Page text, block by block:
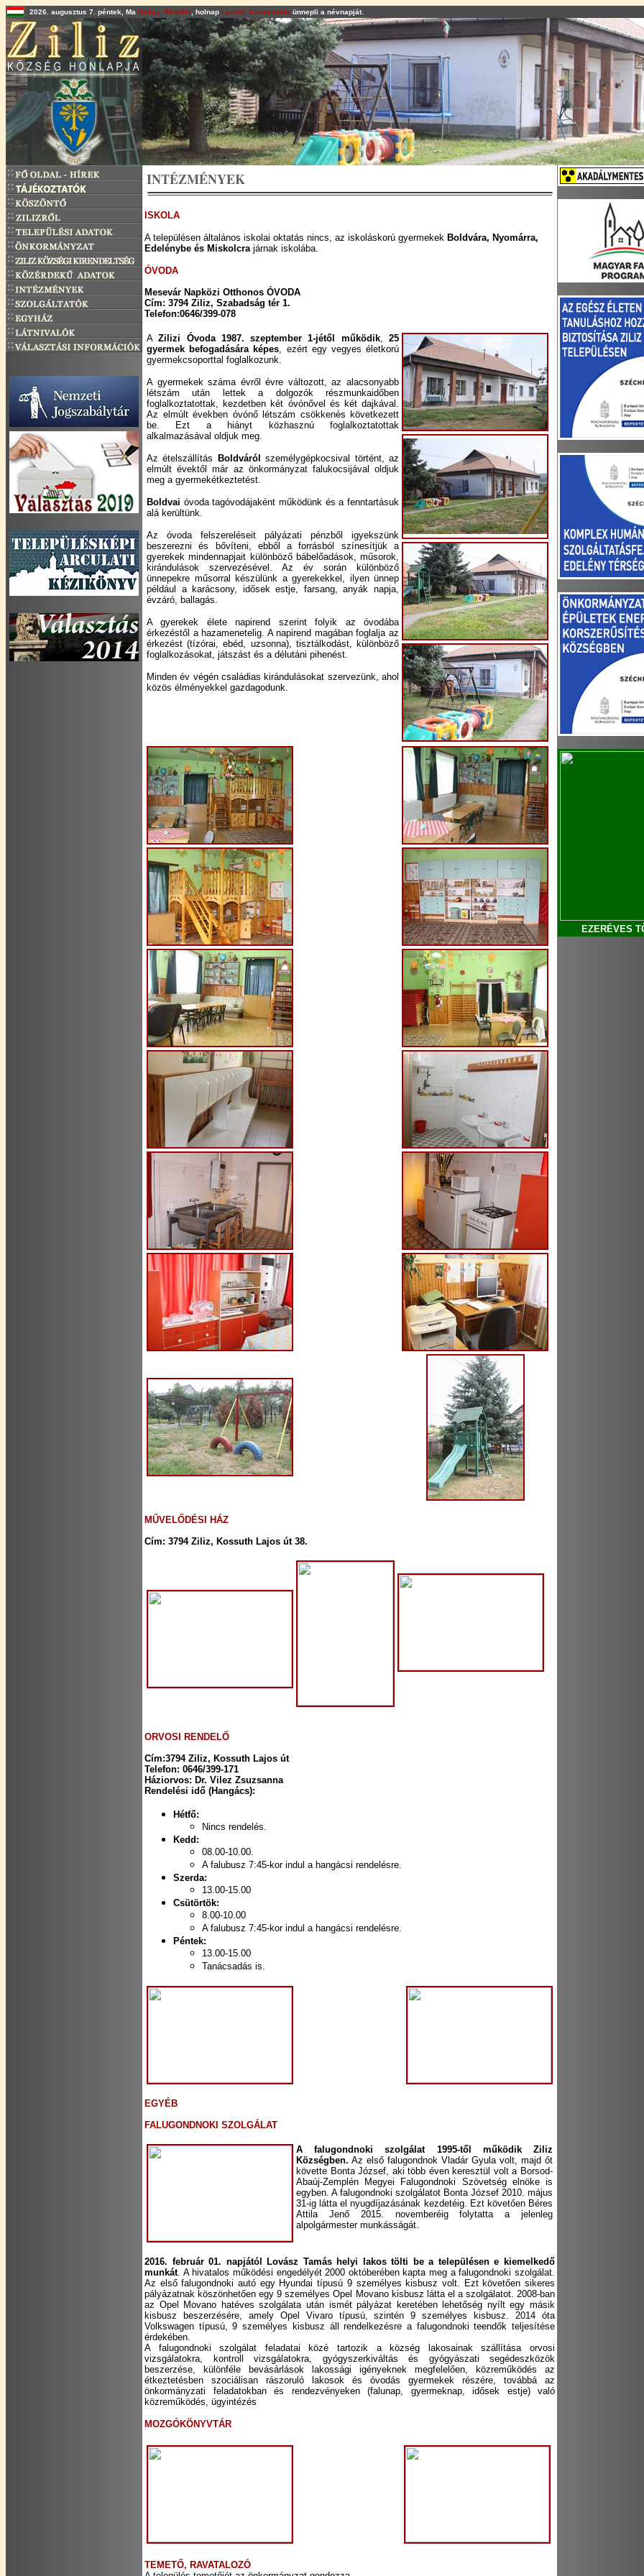
2026. augusztus 7. péntek, Ma Ibolya, Afrodité , holnap László, Eszmeralda ünnepli a névnapját.
INTÉZMÉNYEK
ISKOLA
A településen általános iskolai oktatás nincs, az iskoláskorú gyermekek Boldvára, Nyomárra,
Edelénybe és Miskolcrajárnak iskolába.
ÓVODA
Mesevár Napközi Otthonos ÓVODA
Cím: 3794 Ziliz, Szabadság tér 1.
Telefon:0646/399-078
AZilizi Óvoda 1987. szeptember 1-jétől működik,25
gyermek befogadására képes, ezért egy vegyes életkorú
gyermekcsoporttal foglalkozunk.
A gyermekek száma évről évre változott, az alacsonyabb
létszám után lettek a dolgozók részmunkaidőben
foglalkoztatottak, kezdetben két óvónővel és két dajkával.
Az elmúlt években óvónő létszám csökkenés következett
be. Ezt a hiányt közhasznú foglalkoztatottak
alkalmazásával oldjuk meg.
Az ételszállítás Boldváról
személygépkocsival történt, az
elmúlt évektől már az önkormányzat falukocsijával oldjuk
meg a gyermekétkeztetést.
Boldvai óvoda tagóvodájaként működünk és a fenntartásuk
alá kerültünk.
Az óvoda felszereléseit pályázati pénzből igyekszünk
beszerezni és bővíteni, ebből a forrásból színesítjük a
gyerekek mindennapjait különböző bábelőadások, műsorok,
kirándulások szervezésével. Az év során különböző
ünnepekre műsorral készülünk a gyerekekkel, ilyen ünnep
például a karácsony, idősek estje, farsang, anyák napja,
évzáró, ballagás.
A gyerekek élete napirend szerint folyik az óvodába
érkezéstől a hazamenetelig. A napirend magában foglalja az
érkezést (tízórai, ebéd, uzsonna), tisztálkodást, különböző
foglalkozásokat, játszást és a délutáni pihenést.
Minden év végén családias kirándulásokat szervezünk, ahol
közös élményekkel gazdagodunk.
MŰVELŐDÉSI HÁZ
Cím: 3794 Ziliz, Kossuth Lajos út 38.
ORVOSI RENDELŐ
Cím:3794 Ziliz, Kossuth Lajos út
Telefon: 0646/399-171
Háziorvos: Dr. Vilez Zsuzsanna
Rendelési idő (Hangács):
Hétfő:
Nincs rendelés.
Kedd:
08.00-10.00.
A falubusz 7:45-kor indul a hangácsi rendelésre.
Szerda:
13.00-15.00
Csütörtök:
8.00-10.00
A falubusz 7:45-kor indul a hangácsi rendelésre.
Péntek:
13.00-15.00
Tanácsadás is.
EGYÉB
FALUGONDNOKI SZOLGÁLAT
A falugondnoki szolgálat 1995-től működik Ziliz
Községben. Az első falugondnok Vladár Gyula volt, majd őt
követte Bonta József, aki több éven keresztül volt a Borsod-
Abaúj-Zemplén Megyei Falugondnoki Szövetség elnöke is
egyben. A falugondnoki szolgálatot Bonta József 2010. május
31-ig látta el nyugdíjazásának kezdetéig. Ezt követően Béres
Attila Jenő 2015. novemberéig folytatta a jelenleg
alpolgármester munkásságát.
2016. február 01. napjától Lovász Tamás helyi lakos tölti be a településen e kiemelkedő
munkát. A hivatalos működési engedélyét 2000 októberében kapta meg a falugondnoki szolgálat.
Az első falugondnoki autó egy Hyundai típusú 9 személyes kisbusz volt. Ezt követően sikeres
pályázatnak köszönhetően egy 9 személyes Opel Movano kisbusz látta el a szolgálatot. 2008-ban
az Opel Movano hatéves szolgálata után ismét pályázat keretében lehetőség nyílt egy másik
kisbusz beszerzésére, amely Opel Vivaro típusú, szintén 9 személyes kisbusz. 2014 óta
Volkswagen típusú, 9 személyes kisbusz áll rendelkezésre a falugondnoki teendők teljesítése
érdekében.
A falugondnoki szolgálat feladatai közé tartozik a község lakosainak szállítása orvosi
vizsgálatokra, kontroll vizsgálatokra, gyógyszerkiváltás és gyógyászati segédeszközök
beszerzése, különféle bevásárlások lakossági igényeknek megfelelően, közreműködés az
étkeztetésben szociálisan rászoruló lakosok és óvodás gyermekek részére, továbbá az
önkormányzati feladatokban és rendezvényeken (falunap, gyermeknap, idősek estje) való
közreműködés, ügyintézés
MOZGÓKÖNYVTÁR
TEMETŐ, RAVATALOZÓ
EZERÉVES